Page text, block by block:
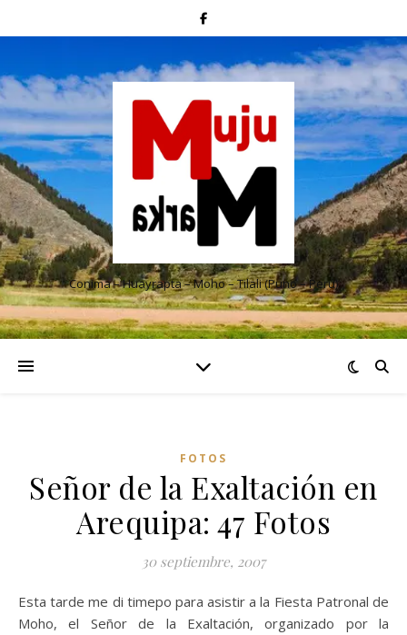
Conima – Huayrapta – Moho – Tilali (Puno – Perú)
FOTOS
Señor de la Exaltación en
Arequipa: 47 Fotos
30 septiembre, 2007
Esta tarde me di timepo para asistir a la Fiesta Patronal de
Moho, el Señor de la Exaltación, organizado por la